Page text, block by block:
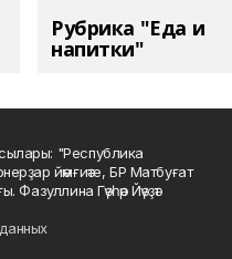
Рубрика "Еда и
напитки"
"Республика
йәмғиәте, БР Матбуғат
Фазуллина Гәүһәр Йәүҙәт